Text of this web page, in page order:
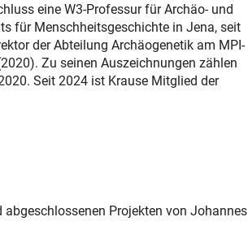
eine W3-Professur für Archäo- und
für Menschheitsgeschichte in Jena, seit
der Abteilung Archäogenetik am MPI-
Zu seinen Auszeichnungen zählen
Seit 2024 ist Krause Mitglied der
Projekten von Johannes